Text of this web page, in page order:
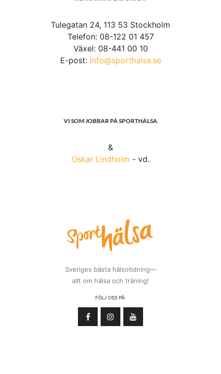
Tulegatan 24, 113 53 Stockholm
Telefon: 08-122 01 457
Växel: 08-441 00 10
E-post: info@sporthalsa.se
VI SOM JOBBAR PÅ SPORTHÄLSA
&
Oskar Lindholm - vd.
Sveriges bästa hälsotidning—
allt om hälsa och träning!
FÖLJ OSS PÅ: